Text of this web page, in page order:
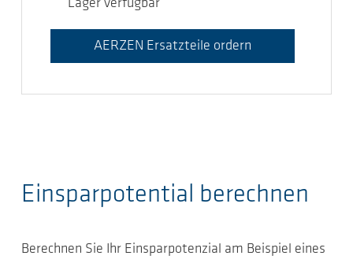
Lager verfügbar
AERZEN Ersatzteile ordern
Einsparpotential berechnen
Berechnen Sie Ihr Einsparpotenzial am Beispiel eines